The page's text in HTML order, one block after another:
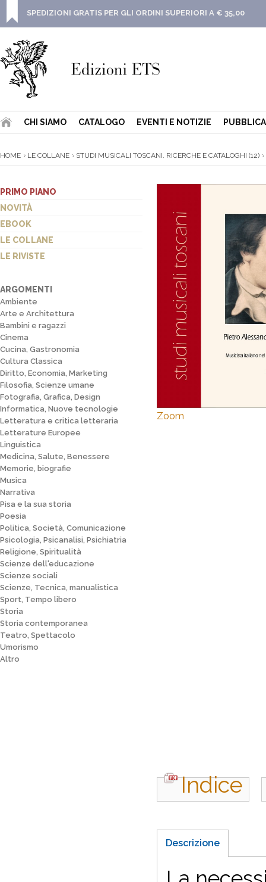
SPEDIZIONI GRATIS PER GLI ORDINI SUPERIORI A € 35,00
CHI SIAMO CATALOGO EVENTI E NOTIZIE
HOME LE COLLANE STUDI MUSICALI TOSCANI. RICERCHE E CATALOGHI (12)
PRIMO PIANO
NOVITÀ
EBOOK
LE COLLANE
LE RIVISTE
ARGOMENTI
Ambiente
Arte e Architettura
Bambini e ragazzi
Cinema
Cucina, Gastronomia
Cultura Classica
Diritto, Economia, Marketing
Filosofia, Scienze umane
Fotografia, Grafica, Design
Informatica, Nuove tecnologie
Letteratura e critica letteraria
Letterature Europee
Linguistica
Medicina, Salute, Benessere
Memorie, biografie
Musica
Narrativa
Pisa e la sua storia
Poesia
Politica, Società, Comunicazione
Psicologia, Psicanalisi, Psichiatria
Religione, Spiritualità
Scienze dell'educazione
Scienze sociali
Scienze, Tecnica, manualistica
Sport, Tempo libero
Storia
Storia contemporanea
Teatro, Spettacolo
Umorismo
Altro
Zoom
Indice
Descrizione